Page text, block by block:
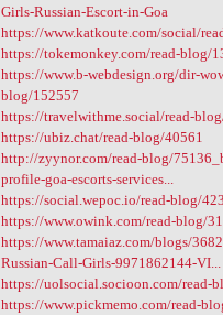
Girls-Russian-Escort-in-Goa
https://www.katkoute.com/social/
https://tokemonkey.com/read-blog/
https://www.b-webdesign.org/dir-
blog/152557
https://travelwithme.social/read-
https://ubiz.chat/read-blog/40561
http://zyynor.com/read-blog/
profile-goa-escorts-services...
https://social.wepoc.io/read-blog/
https://www.owink.com/read-blog/
https://www.tamaiaz.com/blogs/
Russian-Call-Girls-9971862144-VI...
https://uolsocial.socioon.com/read-
https://www.pickmemo.com/read-